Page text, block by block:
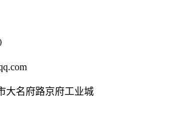
大名府路京府工业城